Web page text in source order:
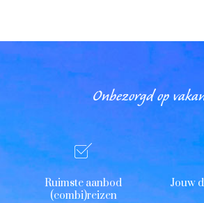
Onbezorgd op
Ruimste aanbod
(combi)reizen
Jouw